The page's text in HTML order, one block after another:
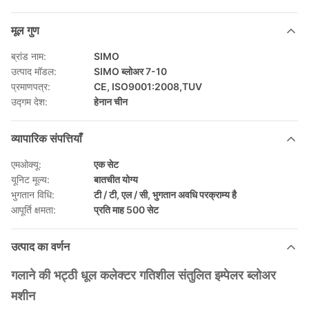
मूल गुण
ब्रांड नाम:
SIMO
उत्पाद मॉडल:
SIMO ब्लोअर 7-10
प्रमाणपत्र:
CE, ISO9001:2008,TUV
उद्गम देश:
हेनान चीन
व्यापारिक संपत्तियाँ
एमओक्यू:
एक सेट
यूनिट मूल्य:
बातचीत योग्य
भुगतान विधि:
टी / टी, एल / सी, भुगतान अवधि परक्राम्य है
आपूर्ति क्षमता:
प्रति माह 500 सेट
उत्पाद का वर्णन
गलाने की भट्ठी धूल कलेक्टर गतिशील संतुलित इम्पेलर ब्लोअर
मशीन